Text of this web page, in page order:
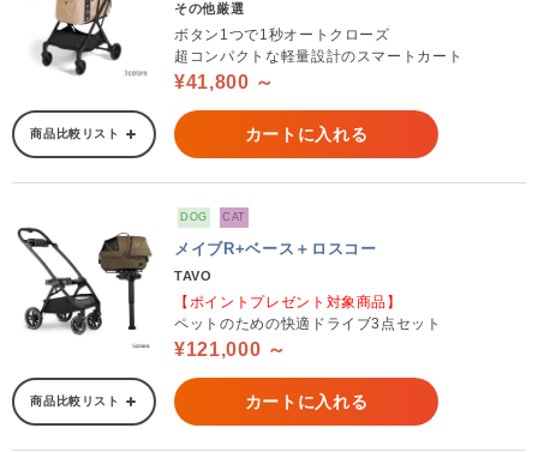
その他厳選
ボタン1つで1秒オートクローズ
超コンパクトな軽量設計のスマートカート
¥41,800 ～
商品比較リスト カートに入れる
DOG CAT
メイブR+ベース＋ロスコー
TAVO
【ポイントプレゼント対象商品】
ペットのための快適ドライブ3点セット
¥121,000 ～
商品比較リスト カートに入れる